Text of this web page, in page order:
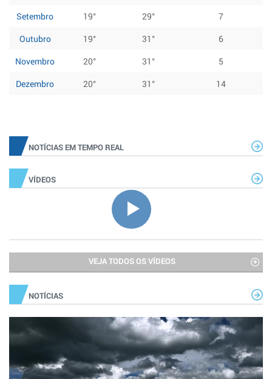
Setembro
19° 29°
7
Outubro
19° 31°
6
Novembro
20° 31°
5
Dezembro
20° 31° 14
NOTÍCIAS EM TEMPO REAL
VÍDEOS
VEJA TODOS OS VÍDEOS
NOTÍCIAS